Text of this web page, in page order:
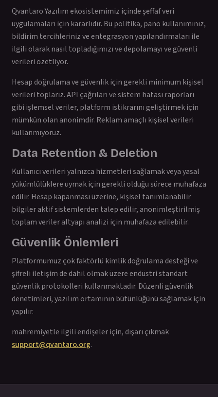
Qvantaro Yazılım ekosistemimiz içinde şeffaf veri
uygulamaları için kararlıdır. Bu politika, pano kullanımınız,
bildirim tercihleriniz ve entegrasyon yapılandırmaları ile
ilgili olarak nasıl topladığımızı ve depolamayı ve güvenli
verileri özetliyor.
Hesap doğrulama ve güvenlik için gerekli minimum kişisel
verileri toplarız. API çağrıları ve sistem hatası raporları
gibi işlemsel veriler, platform istikrarını geliştirmek için
mümkün olan anonimdir. Reklam amaçlı kişisel verileri
kullanmıyoruz.
Data Retention & Deletion
Kullanıcı verileri yalnızca hizmetleri sağlamak veya yasal
yükümlülüklere uymak için gerekli olduğu sürece muhafaza
edilir. Hesap kapanması üzerine, kişisel tanımlanabilir
bilgiler aktif sistemlerden talep edilir, anonimleştirilmiş
toplam veriler altyapı analizi için muhafaza edilebilir.
Güvenlik Önlemleri
Platformumuz çok faktörlü kimlik doğrulama desteği ve
şifreli iletişim de dahil olmak üzere endüstri standart
güvenlik protokolleri kullanmaktadır. Düzenli güvenlik
denetimleri, yazılım ortamının bütünlüğünü sağlamak için
yapılır.
mahremiyetle ilgili endişeler için, dışarı çıkmak
support@qvantaro.org.